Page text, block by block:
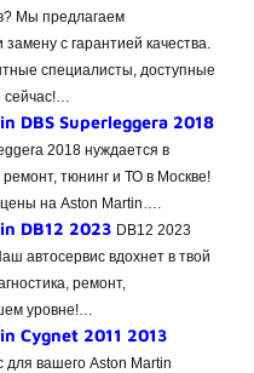
Мы предлагаем
с гарантией качества.
специалисты, доступные
DBS Superleggera 2018
2018 нуждается в
тюнинг и ТО в Москве!
на Aston Martin….
DB12 2023 DB12 2023
автосервис вдохнет в твой
ремонт,
уровне!…
Cygnet 2011 2013
вашего Aston Martin